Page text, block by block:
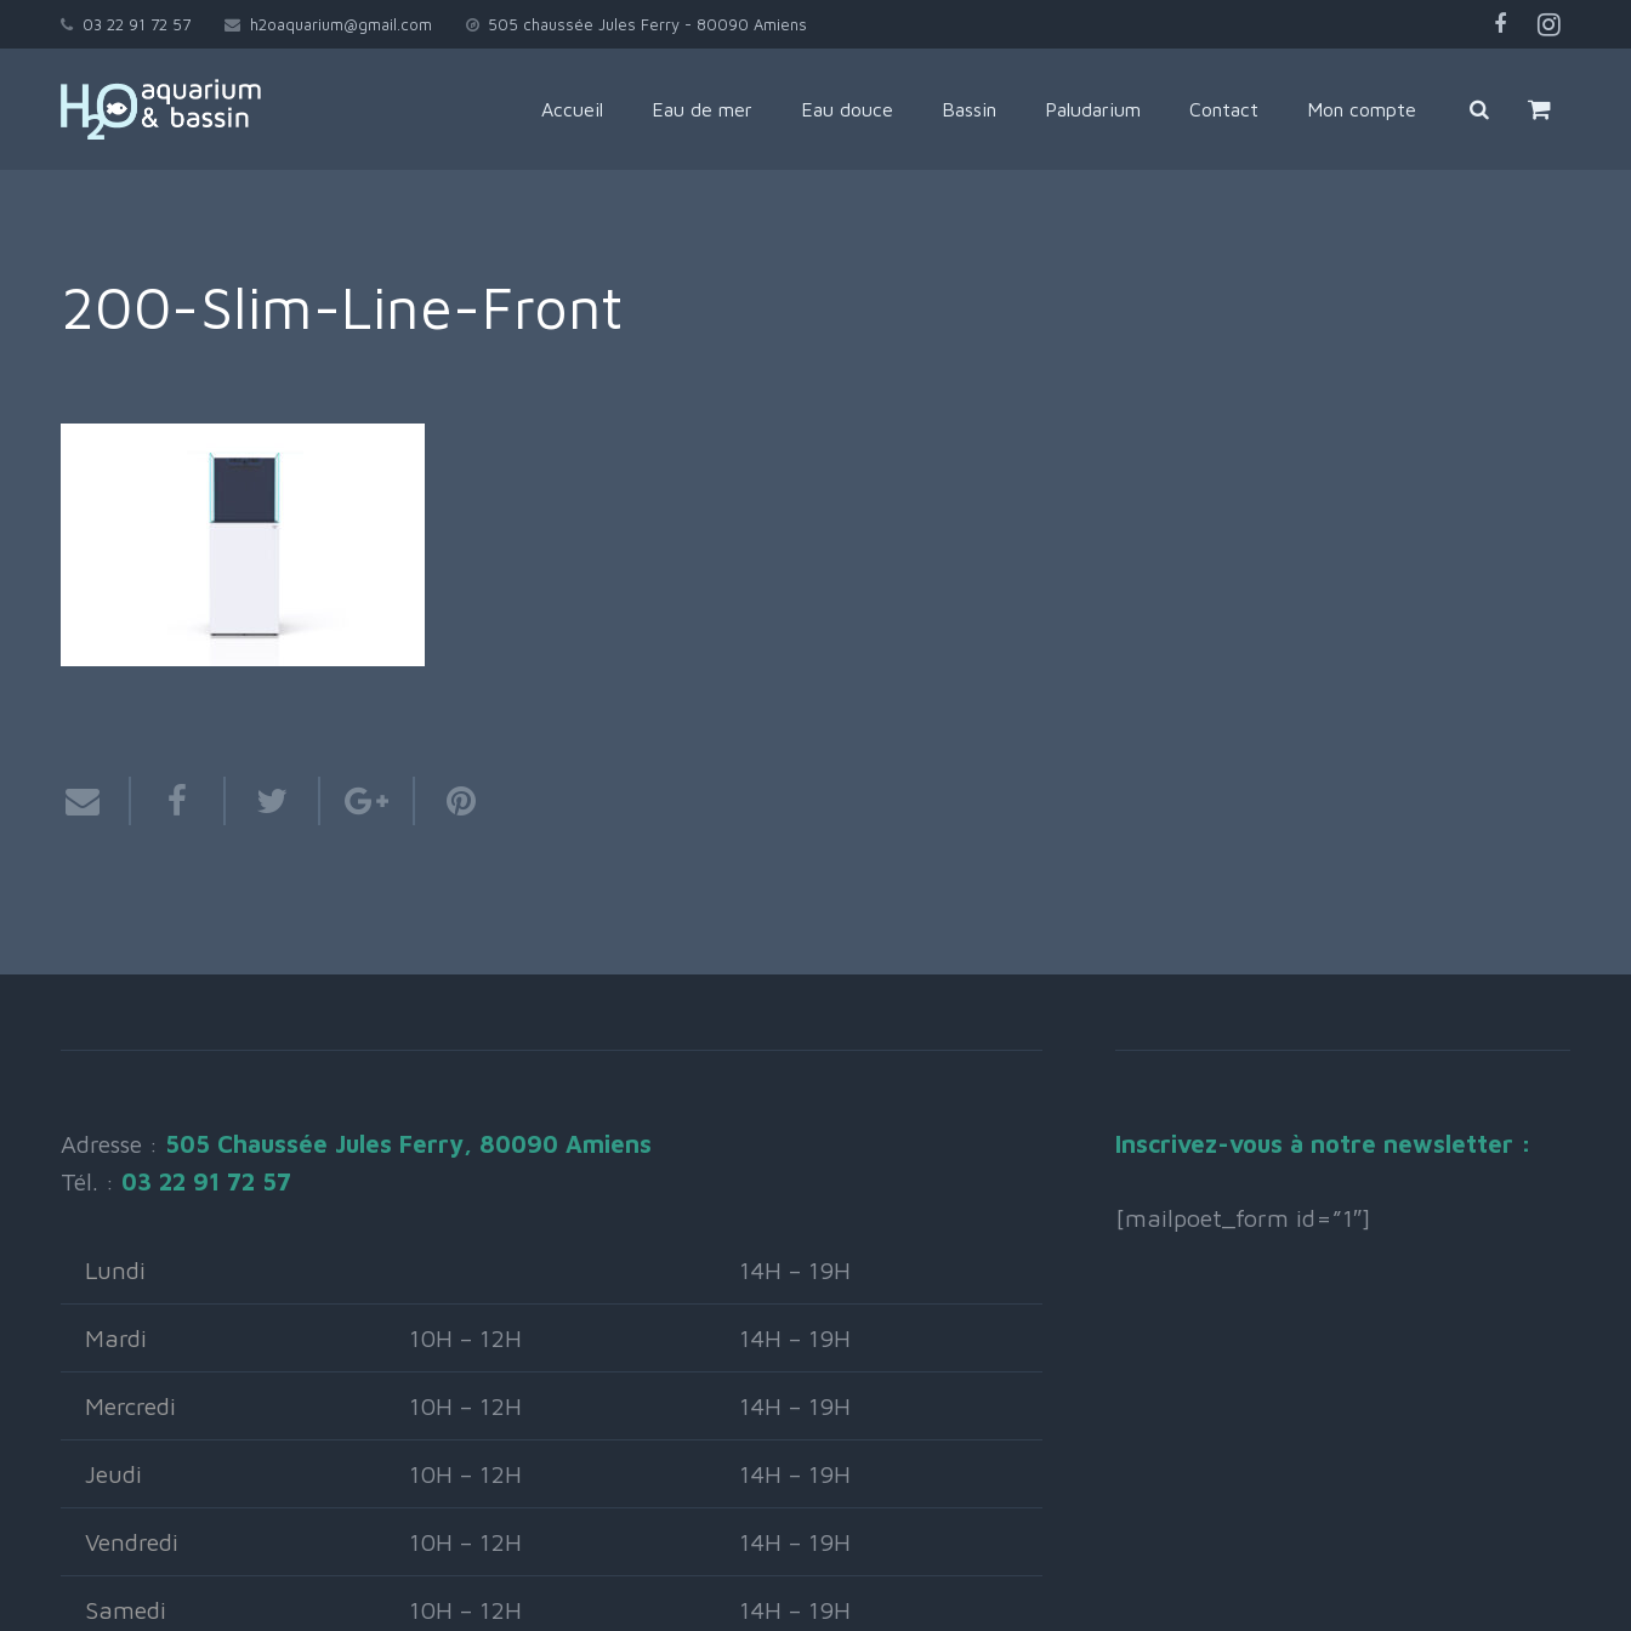
03 22 91 72 57 h2oaquarium@gmail.com 505 chaussée Jules Ferry - 80090 Amiens
Accueil Eau de mer Eau douce Bassin Paludarium Contact Mon compte
200-Slim-Line-Front
Adresse : 505 Chaussée Jules Ferry, 80090 Amiens
Tél. : 03 22 91 72 57
Lundi 14H – 19H
Mardi 10H – 12H 14H – 19H
Mercredi 10H – 12H 14H – 19H
Jeudi 10H – 12H 14H – 19H
Vendredi 10H – 12H 14H – 19H
Samedi 10H – 12H 14H – 19H
Inscrivez-vous à notre newsletter :
[mailpoet_form id=”1″]